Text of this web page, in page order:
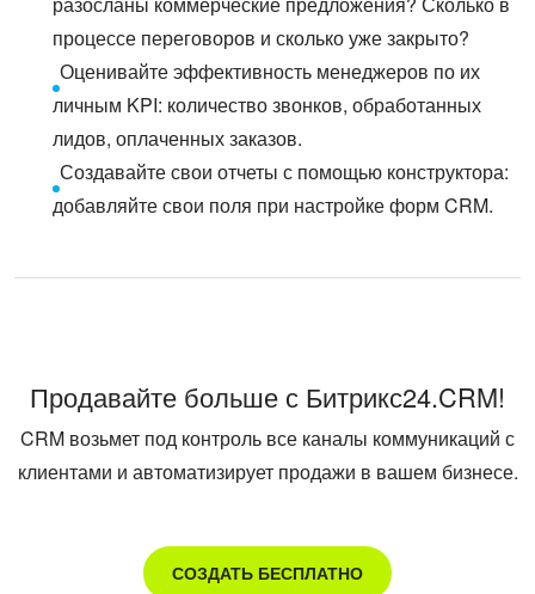
процессе переговоров и сколько уже закрыто?
Оценивайте эффективность менеджеров по их
личным KPI: количество звонков, обработанных
лидов, оплаченных заказов.
Создавайте свои отчеты с помощью конструктора:
добавляйте свои поля при настройке форм CRM.
Продавайте больше с Битрикс24.CRM!
CRM возьмет под контроль все каналы коммуникаций с
клиентами и автоматизирует продажи в вашем бизнесе.
СОЗДАТЬ БЕСПЛАТНО